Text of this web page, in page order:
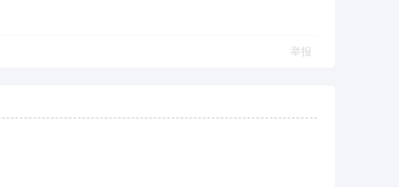
举报